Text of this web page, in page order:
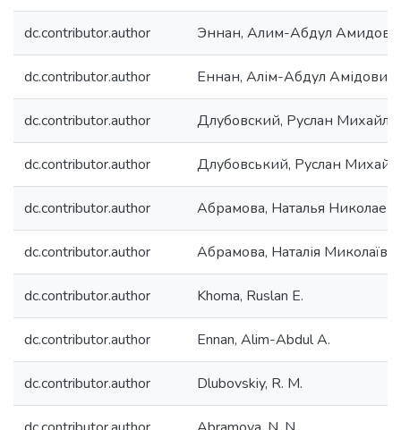
dc.contributor.author Эннан, Алим-Абдул
dc.contributor.author Еннан, Алім-Абдул Амідович
dc.contributor.author Длубовский, Руслан
dc.contributor.author Длубовський, Руслан
dc.contributor.author Абрамова, Наталья
dc.contributor.author Абрамова, Наталія
dc.contributor.author Khoma, Ruslan E.
dc.contributor.author Ennan, Alim-Abdul A.
dc.contributor.author Dlubovskiy, R. M.